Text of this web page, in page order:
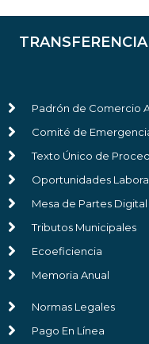
Padrón de Comercio
Comité de
Texto Único de
Oportunidades
Mesa de Partes Digital
Tributos Municipales
Ecoeficiencia
Memoria Anual
Normas Legales
Pago En Línea